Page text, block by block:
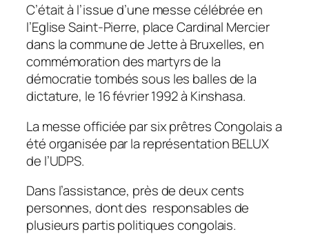
C’était à l’issue d’une messe célébrée en
l’Eglise Saint-Pierre, place Cardinal Mercier
dans la commune de Jette à Bruxelles, en
commémoration des martyrs de la
démocratie tombés sous les balles de la
dictature, le 16 février 1992 à Kinshasa.
La messe officiée par six prêtres Congolais a
été organisée par la représentation BELUX
de l’UDPS.
Dans l’assistance, près de deux cents
personnes, dont des responsables de
plusieurs partis politiques congolais.